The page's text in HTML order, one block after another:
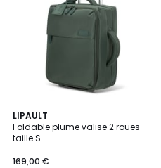
LIPAULT
Foldable plume valise 2 roues
taille S
169,00 €